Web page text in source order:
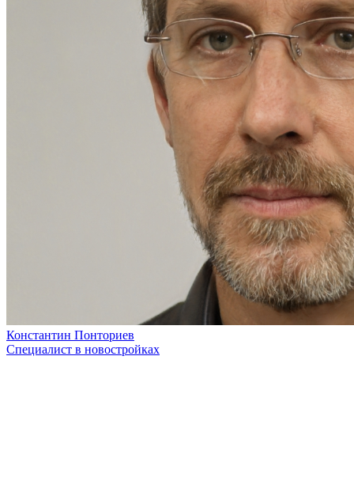
Константин Понториев
Специалист в новостройках